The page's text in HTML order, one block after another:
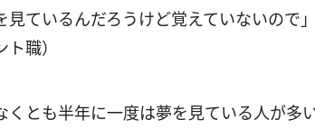
見ているんだろうけど覚えていないので
職）
くとも半年に一度は夢を見ている人が多